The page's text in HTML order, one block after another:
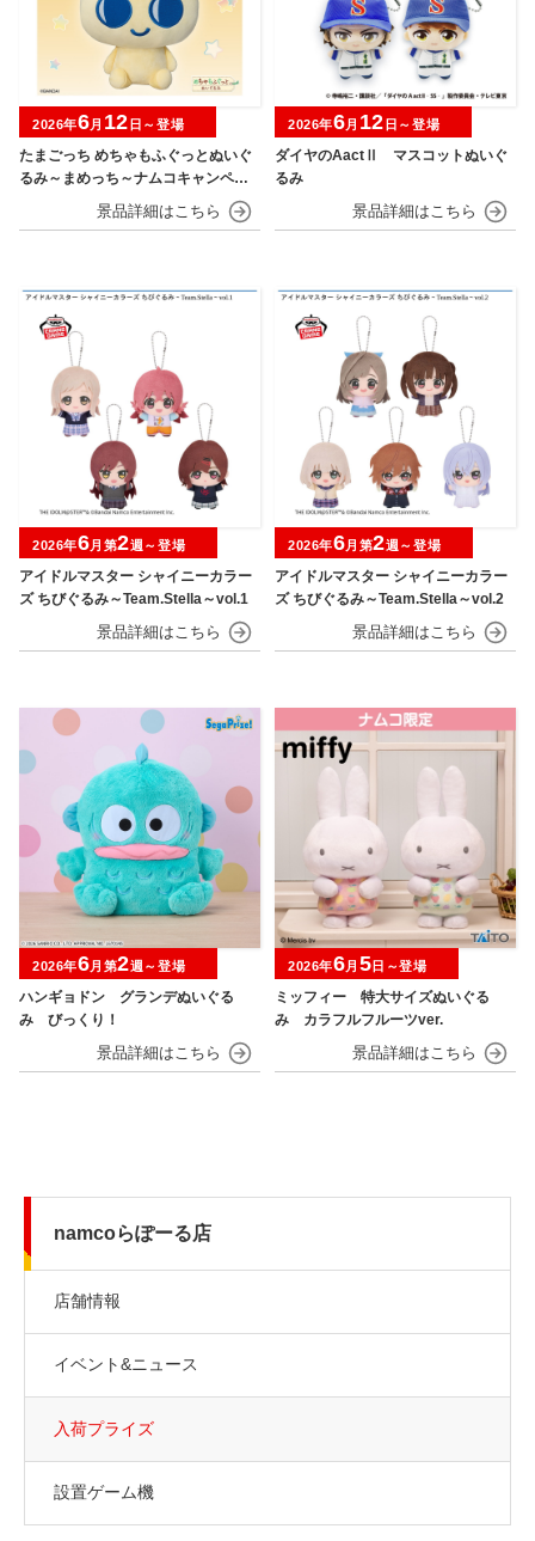
たまごっち めちゃもふぐっとぬいぐ
るみ～まめっち～ナムコキャンペー
2026年6月 12 日～登場
ダイヤのAactⅡ マスコットぬいぐ
るみ
2026年6月 12 日～登場
アイドルマスター シャイニーカラー
ズ ちびぐるみ～Team.Stella～vol.1
2026年6月第2週～登場
アイドルマスター シャイニーカラー
ズ ちびぐるみ～Team.Stella～vol.2
2026年6月第2週～登場
ハンギョドン グランデぬいぐる
み びっくり！
2026年6月第2週～登場
ミッフィー 特大サイズぬいぐる
み カラフルフルーツver.
2026年6月 5 日～登場
namcoらぽーる店
店舗情報
イベント&ニュース
入荷プライズ
設置ゲーム機